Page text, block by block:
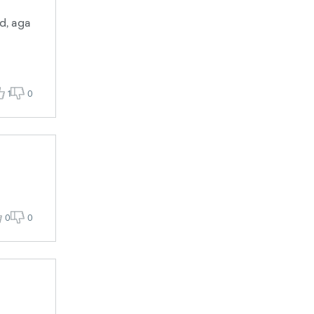
aga
1 0
0 0